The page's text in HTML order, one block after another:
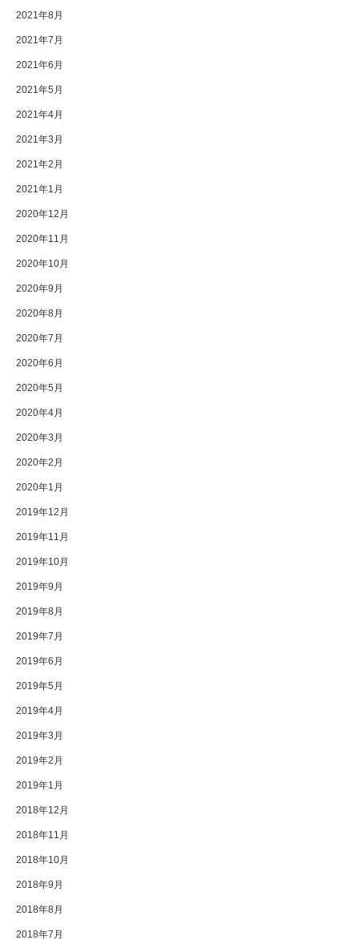
2021年8月
2021年7月
2021年6月
2021年5月
2021年4月
2021年3月
2021年2月
2021年1月
2020年12月
2020年11月
2020年10月
2020年9月
2020年8月
2020年7月
2020年6月
2020年5月
2020年4月
2020年3月
2020年2月
2020年1月
2019年12月
2019年11月
2019年10月
2019年9月
2019年8月
2019年7月
2019年6月
2019年5月
2019年4月
2019年3月
2019年2月
2019年1月
2018年12月
2018年11月
2018年10月
2018年9月
2018年8月
2018年7月